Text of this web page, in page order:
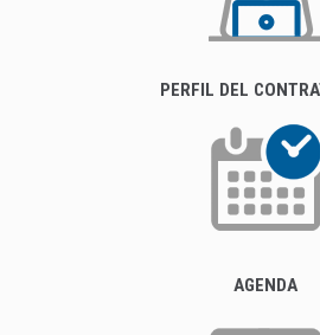
PERFIL DEL
AGENDA